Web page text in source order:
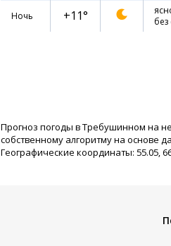
Ночь
+11°
без
Прогноз погоды в Требушинном на
собственному алгоритму на основе
Географические координаты: 55.05,